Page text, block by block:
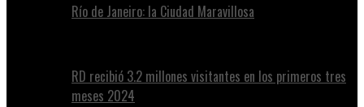
Río de Janeiro: la Ciudad Maravillosa
RD recibió 3.2 millones visitantes en los primeros tres
meses 2024